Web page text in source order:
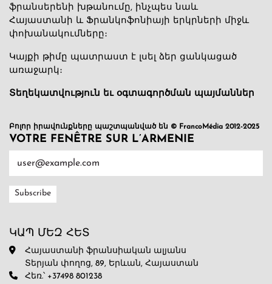
ֆրանսերենի խթանումը, ինչպես նաև
Հայաստանի և Ֆրանկոֆոնիայի երկրների միջև
փոխանակումները։
Կայքի թիմը պատրաստ է լսել ձեր ցանկացած
առաջարկ։
Տեղեկատվություն եւ օգտագործման պայմաններ
Բոլոր իրավունքները պաշտպանված են © FrancoMédia 2012-2025
VOTRE FENÊTRE SUR L’ARMENIE
ԿԱՊ ՄԵԶ ՀԵՏ
Հայաստանի ֆրանսիական ալյանս
Տերյան փողոց, 89, Երևան, Հայաստան
Հեռ.՝ +37498 801238